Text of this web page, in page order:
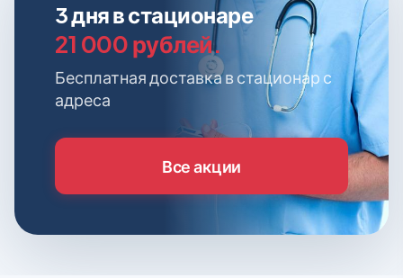
3 дня в стационаре
21 000 рублей.
Бесплатная доставка в стационар с
адреса
Все акции